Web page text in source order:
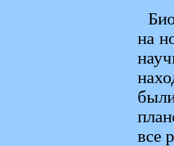
на
все